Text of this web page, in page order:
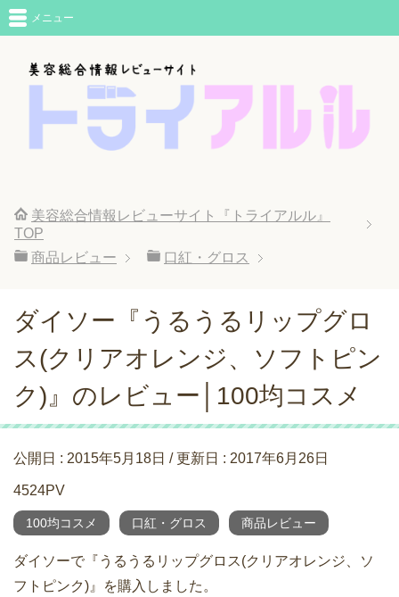
メニュー
美容総合情報レビューサイト『トライアルル』
TOP
商品レビュー
口紅・グロス
ダイソー『うるうるリップグロ
ス(クリアオレンジ、ソフトピン
ク)』のレビュー│100均コスメ
公開日 : 2015年5月18日 / 更新日 : 2017年6月26日
4524PV
100均コスメ 口紅・グロス 商品レビュー
ダイソーで『うるうるリップグロス(クリアオレンジ、ソ
フトピンク)』を購入しました。